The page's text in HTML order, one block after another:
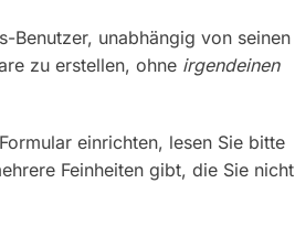
Benutzer, unabhängig von seinen
zu erstellen, ohne irgendeinen
einrichten, lesen Sie bitte
Feinheiten gibt, die Sie nicht